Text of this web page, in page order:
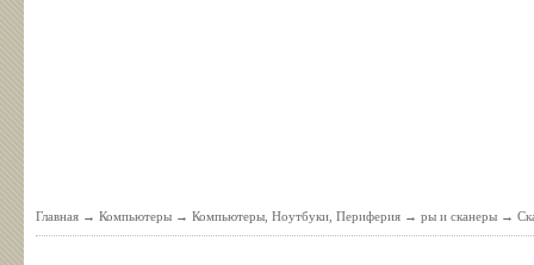
Главная → Компьютеры → Компьютеры, Ноутбуки, Периферия → ры и сканеры →